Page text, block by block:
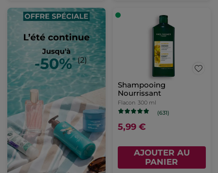
Shampooing
Nourrissant
Flacon 300 ml
(631)
5,99 €
AJOUTER AU
PANIER